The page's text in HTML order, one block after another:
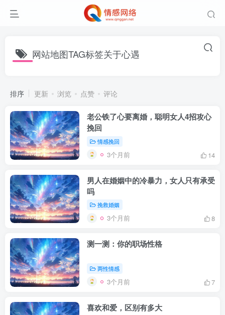
网站地图TAG标签关于心遇
排序 更新 浏览 点赞 评论
老公铁了心要离婚，聪明女人4招攻心
挽回
情感挽回
3个月前 14
男人在婚姻中的冷暴力，女人只有承受
吗
挽救婚姻
3个月前 8
测一测：你的职场性格
两性情感
3个月前 7
喜欢和爱，区别有多大